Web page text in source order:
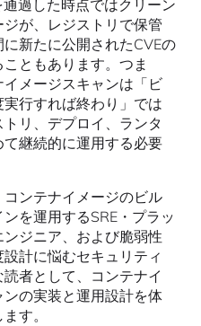
通過した時点ではクリーン
が、レジストリで保管
に新たに公開されたCVEの
ともあります。つま
イメージスキャンは「ビ
行すれば終わり」では
リ、デプロイ、ランタ
て継続的に運用する必要
ンテナイメージのビル
ンを運用するSRE・プラッ
ンジニア、および脆弱性
計に悩むセキュリティ
者として、コンテナイ
ンの実装と運用設計を体
す。